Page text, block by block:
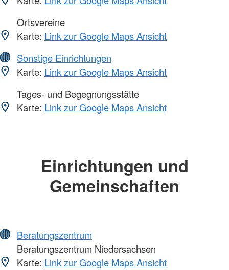
Ortsvereine
Karte: Link zur Google Maps Ansicht
Sonstige Einrichtungen
Karte: Link zur Google Maps Ansicht
Tages- und Begegnungsstätte
Karte: Link zur Google Maps Ansicht
Einrichtungen und
Gemeinschaften
Beratungszentrum
Beratungszentrum Niedersachsen
Karte: Link zur Google Maps Ansicht